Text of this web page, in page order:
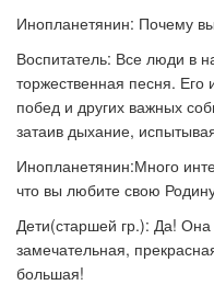
Инопланетянин: Почему
Воспитатель: Все люди в
торжественная песня.
побед и других важных
затаив дыхание,
Инопланетянин:Много
что вы любите свою
Дети(старшей гр.): Да! Она
замечательная,
большая!